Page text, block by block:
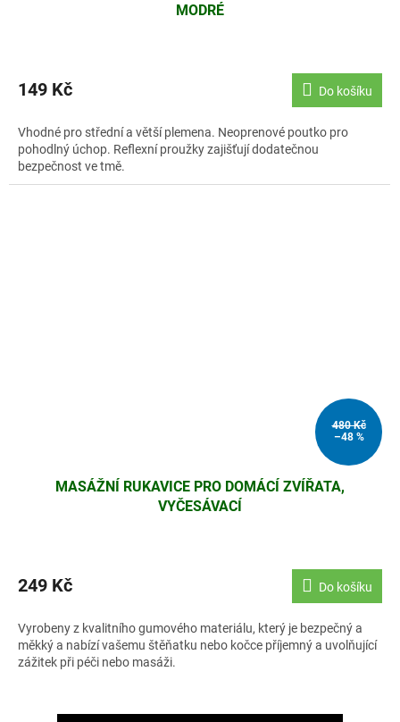
MODRÉ
149 Kč Do košíku
Vhodné pro střední a větší plemena. Neoprenové poutko pro
pohodlný úchop. Reflexní proužky zajišťují dodatečnou
bezpečnost ve tmě.
480 Kč
–48 %
MASÁŽNÍ RUKAVICE PRO DOMÁCÍ ZVÍŘATA,
VYČESÁVACÍ
249 Kč Do košíku
Vyrobeny z kvalitního gumového materiálu, který je bezpečný a
měkký a nabízí vašemu štěňatku nebo kočce příjemný a uvolňující
zážitek při péči nebo masáži.